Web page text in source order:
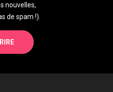
nouvelles,
de spam !).